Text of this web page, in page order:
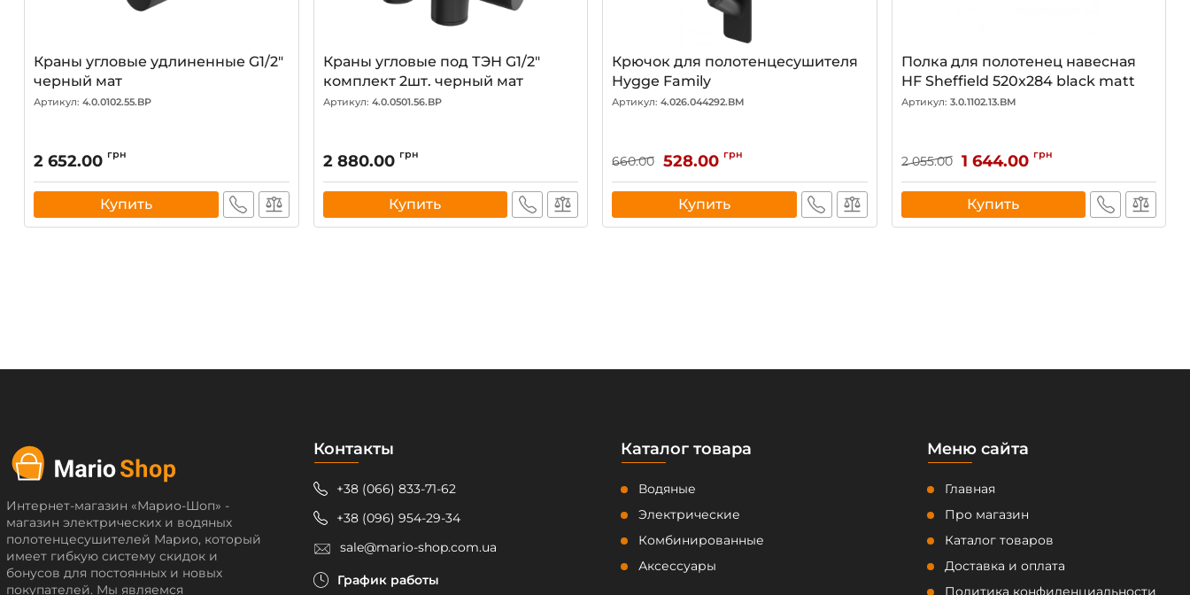
Краны угловые удлиненные G1/2"
черный мат
Артикул: 4.0.0102.55.BP
2 652.00 грн
Купить
Краны угловые под ТЭН G1/2"
комплект 2шт. черный мат
Артикул: 4.0.0501.56.BP
2 880.00 грн
Купить
Крючок для полотенцесушителя
Hygge Family
Артикул: 4.026.044292.BM
660.00 528.00 грн
Купить
Полка для полотенец навесная
HF Sheffield 520x284 black matt
Артикул: 3.0.1102.13.BM
2 055.00 1 644.00 грн
Купить
Интернет-магазин «Марио-Шоп» -
магазин электрических и водяных
полотенцесушителей Марио, который
имеет гибкую систему скидок и
бонусов для постоянных и новых
покупателей. Мы являемся
Контакты
+38 (066) 833-71-62
+38 (096) 954-29-34
sale@mario-shop.com.ua
График работы
Каталог товара
Водяные
Электрические
Комбинированные
Аксессуары
Меню сайта
Главная
Про магазин
Каталог товаров
Доставка и оплата
Политика конфиденциальности